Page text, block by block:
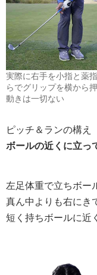
実際に右手を小指と薬
らでグリップを横から
動きは一切ない
ピッチ＆ランの構え
ボールの近くに立っ
左足体重で立ちボー
真ん中よりも右にき
短く持ちボールに近